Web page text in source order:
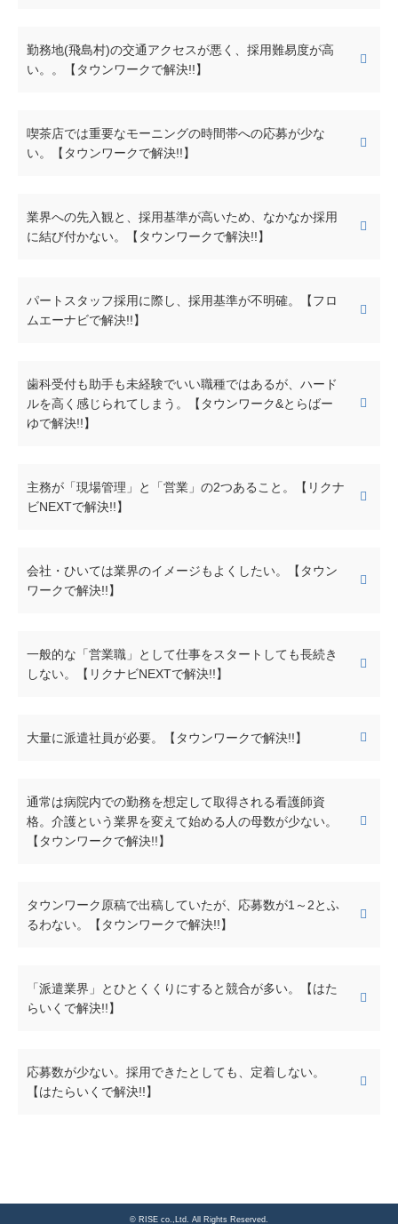
勤務地(飛島村)の交通アクセスが悪く、採用難易度が高
い。。【タウンワークで解決!!】
喫茶店では重要なモーニングの時間帯への応募が少な
い。【タウンワークで解決!!】
業界への先入観と、採用基準が高いため、なかなか採用
に結び付かない。【タウンワークで解決!!】
パートスタッフ採用に際し、採用基準が不明確。【フロ
ムエーナビで解決!!】
歯科受付も助手も未経験でいい職種ではあるが、ハード
ルを高く感じられてしまう。【タウンワーク&とらばー
ゆで解決!!】
主務が「現場管理」と「営業」の2つあること。【リクナ
ビNEXTで解決!!】
会社・ひいては業界のイメージもよくしたい。【タウン
ワークで解決!!】
一般的な「営業職」として仕事をスタートしても長続き
しない。【リクナビNEXTで解決!!】
大量に派遣社員が必要。【タウンワークで解決!!】
通常は病院内での勤務を想定して取得される看護師資
格。介護という業界を変えて始める人の母数が少ない。
【タウンワークで解決!!】
タウンワーク原稿で出稿していたが、応募数が1～2とふ
るわない。【タウンワークで解決!!】
「派遣業界」とひとくくりにすると競合が多い。【はた
らいくで解決!!】
応募数が少ない。採用できたとしても、定着しない。
【はたらいくで解決!!】
© RISE co.,Ltd. All Rights Reserved.